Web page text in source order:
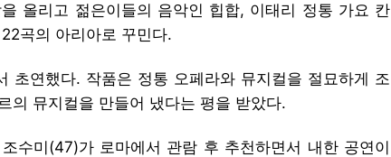
올리고 젊은이들의 음악인 힙합, 이태리 정통 가요 칸
곡의 아리아로 꾸민다.
초연했다. 작품은 정통 오페라와 뮤지컬을 절묘하게 조
의 뮤지컬을 만들어 냈다는 평을 받았다.
수미(47)가 로마에서 관람 후 추천하면서 내한 공연이